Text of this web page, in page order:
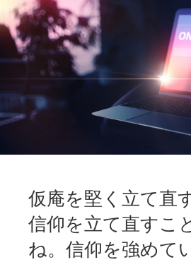
仮庵を堅く立て直
信仰を立て直すこ
ね。信仰を強めて